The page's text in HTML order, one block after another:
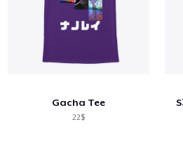
Gacha Tee
22$